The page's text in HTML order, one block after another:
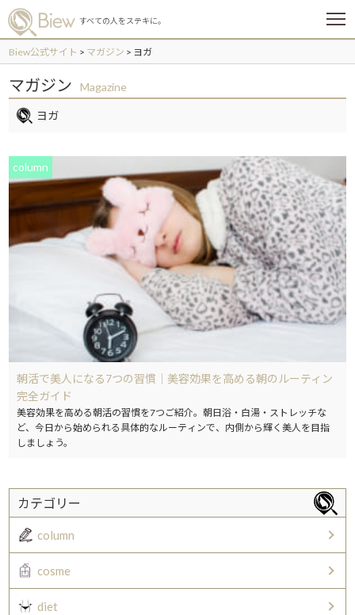
すべての人をステキに。
メ
ー
Biew公式サイト > マガジン > ヨガ
マガジン Magazine
ヨガ
column
朝活で美人になる7つの習慣｜美容効果を高める朝のルーティン
完全ガイド
美容効果を高める朝活の習慣を7つご紹介。朝日浴・白湯・ストレッチな
ど、今日から始められる具体的なルーティンで、内側から輝く美人を目指
しましょう。
カテゴリー
column
cosme
diet